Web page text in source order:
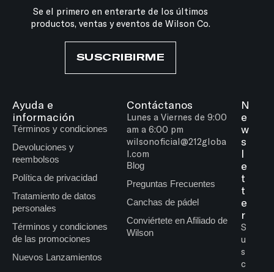
Se el primero en enterarte de los últimos
productos, ventas y eventos de Wilson Co.
SUSCRIBIRME
Ayuda e
información
Términos y condiciones
Devoluciones y
reembolsos
Política de privacidad
Tratamiento de datos
personales
Términos y condiciones
de las promociones
Nuevos Lanzamientos
Contáctanos
Lunes a Viernes de 9:00
am a 6:00 pm
wilsonoficial@212globa
l.com
Blog
Preguntas Frecuentes
Canchas de pádel
Conviértete en Afiliado de
Wilson
N
e
w
s
l
e
t
t
e
r
S
u
s
c